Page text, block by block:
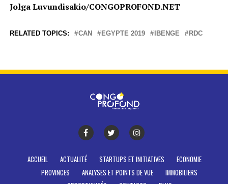
Jolga Luvundisakio/CONGOPROFOND.NET
RELATED TOPICS: CAN EGYPTE 2019 IBENGE RDC
ACCUEIL ACTUALITÉ STARTUPS ET INITIATIVES
ECONOMIE
PROVINCES
ANALYSES ET POINTS DE VUE
IMMOBILIERS